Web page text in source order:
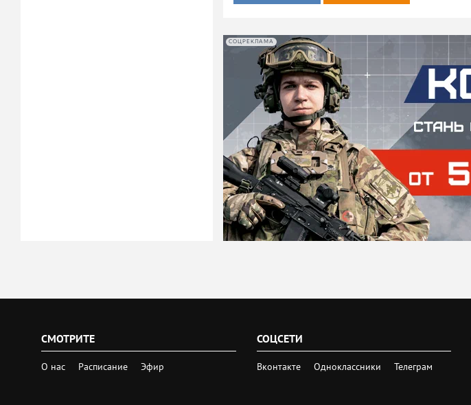
СОЦРЕКЛАМА
СМОТРИТЕ
О нас Расписание Эфир
СОЦСЕТИ
Вконтакте Одноклассники Телеграм